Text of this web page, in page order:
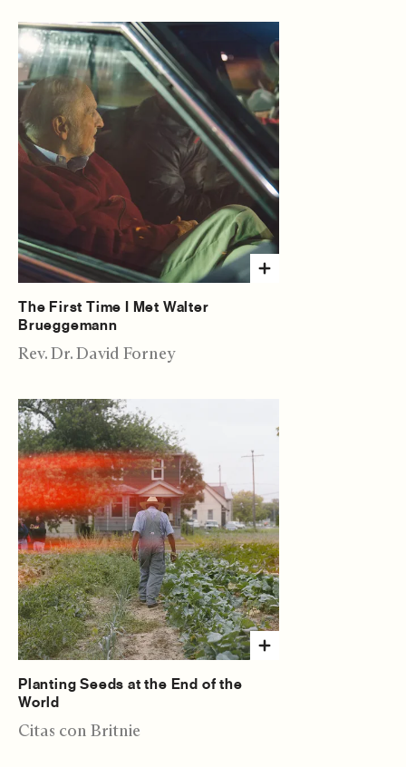
The First Time I Met Walter
Brueggemann
Rev. Dr. David Forney
Planting Seeds at the End of the
World
Citas con Britnie